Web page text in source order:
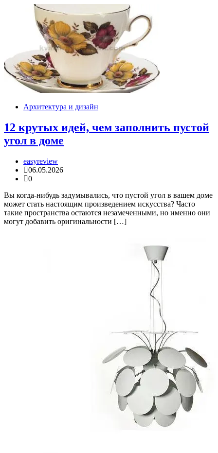
Архитектура и дизайн
12 крутых идей, чем заполнить пустой
угол в доме
easyreview
06.05.2026
0
Вы когда-нибудь задумывались, что пустой угол в вашем доме
может стать настоящим произведением искусства? Часто
такие пространства остаются незамеченными, но именно они
могут добавить оригинальности […]